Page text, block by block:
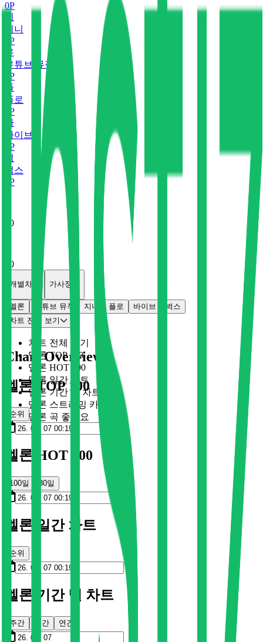
0P
지니
P
유
유튜브 뮤직
P
플
플로
P
바
바이브
P
벅
벅스
P
0
0
개별차트 가사정보
멜론 유튜브 뮤직 지니 플로 바이브
벅스
차트 전체 보기
차트 전체 보기
멜론 TOP 100
멜론 HOT 100
멜론 일간 차트
멜론 기간 별 차트
멜론 스트리밍 카드
멜론 곡 좋아요
Chart Overview
멜론 TOP 100
순위
멜론 HOT 100
100일 30일
멜론 일간 차트
순위
멜론 기간 별 차트
주간 월간 연간